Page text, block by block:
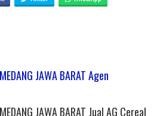
JAWA BARAT Agen
JAWA BARAT Jual AG Cereal